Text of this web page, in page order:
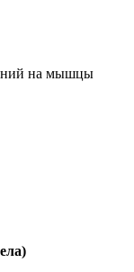
на мышцы